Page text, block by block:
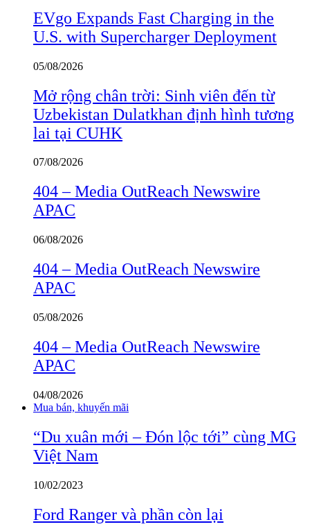
EVgo Expands Fast Charging in the
U.S. with Supercharger Deployment
05/08/2026
Mở rộng chân trời: Sinh viên đến từ
Uzbekistan Dulatkhan định hình tương
lai tại CUHK
07/08/2026
404 – Media OutReach Newswire
APAC
06/08/2026
404 – Media OutReach Newswire
APAC
05/08/2026
404 – Media OutReach Newswire
APAC
04/08/2026
Mua bán, khuyến mãi
“Du xuân mới – Đón lộc tới” cùng MG
Việt Nam
10/02/2023
Ford Ranger và phần còn lại